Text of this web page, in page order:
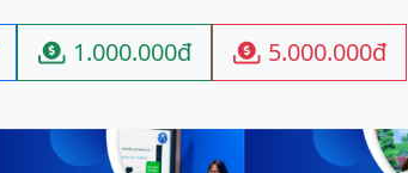
 1.000.000đ  5.000.000đ